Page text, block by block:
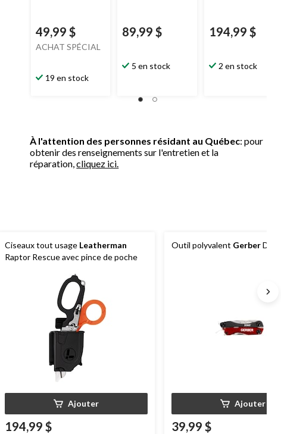
49,99 $
ACHAT SPÉCIAL
19 en stock
89,99 $
5 en stock
194,99 $
2 en stock
À l'attention des personnes résidant au Québec: pour
obtenir des renseignements sur l'entretien et la
réparation,cliquez ici.
Ciseaux tout usage Leatherman
Raptor Rescue avec pince de poche
Ajouter
194,99 $
Outil polyvalent Gerber
Ajouter
39,99 $